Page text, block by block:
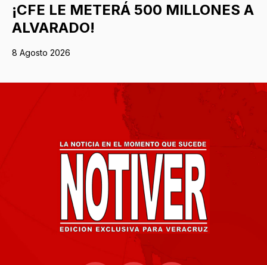
¡CFE LE METERÁ 500 MILLONES A
ALVARADO!
8 Agosto 2026